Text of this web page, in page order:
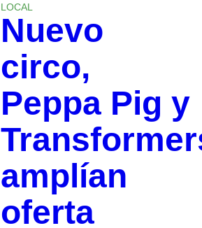
LOCAL
Nuevo
circo,
Peppa Pig y
amplían
oferta